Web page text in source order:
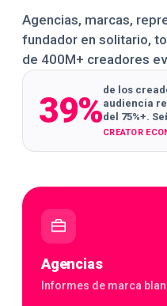
Agencias, marcas,
fundador en solitario,
de 400M+ creadores
39%
de los
audiencia
del 75%+.
CREATOR
Agencias
Informes de marca